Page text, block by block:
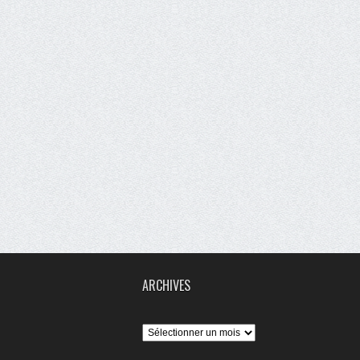
ARCHIVES
Archives